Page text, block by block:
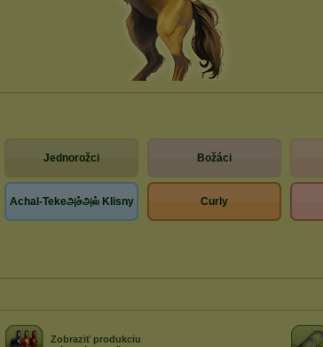
Jednorožci Božáci
Achal-Tekeஅச்அல் Klisny Curly
Zobraziť produkciu